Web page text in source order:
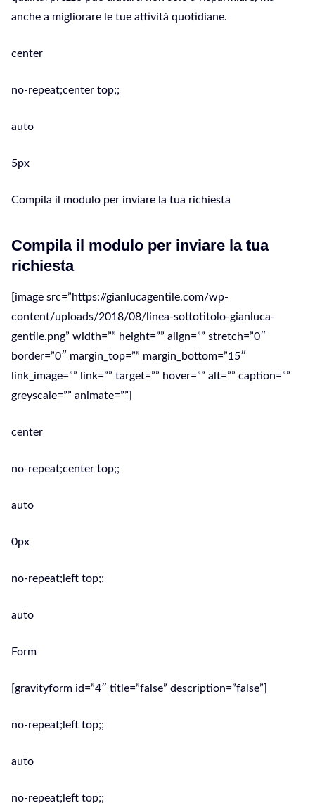
anche a migliorare le tue attività quotidiane.
center
no-repeat;center top;;
auto
5px
Compila il modulo per inviare la tua richiesta
Compila il modulo per inviare la tua
richiesta
[image src=”https://gianlucagentile.com/wp-
content/uploads/2018/08/linea-sottotitolo-gianluca-
gentile.png” width=”” height=”” align=”” stretch=”0″
border=”0″ margin_top=”” margin_bottom=”15″
link_image=”” link=”” target=”” hover=”” alt=”” caption=””
greyscale=”” animate=””]
center
no-repeat;center top;;
auto
0px
no-repeat;left top;;
auto
Form
[gravityform id=”4″ title=”false” description=”false”]
no-repeat;left top;;
auto
no-repeat;left top;;